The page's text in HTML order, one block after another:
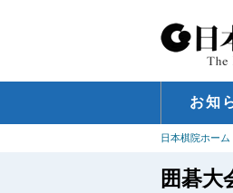
お知
日本棋院ホーム
囲碁大